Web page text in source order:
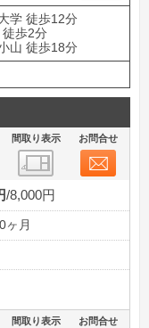
学 徒歩12分
徒歩2分
山 徒歩18分
間取り表示 お問合せ
8,000円
ヶ月
間取り表示 お問合せ